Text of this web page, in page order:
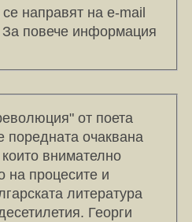
направят на e-mail
За повече информация
от поета
поредната очаквана
внимателно
на процесите и
литература
Георги